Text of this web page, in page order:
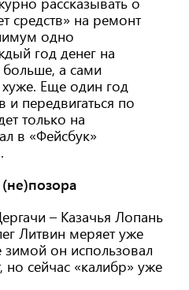
средств» на ремонт
одно
год денег на
больше, а сами
Еще один год
передвигаться по
только на
в «Фейсбук»
– Казачья Лопань
Литвин меряет уже
зимой он использовал
но сейчас «калибр» уже